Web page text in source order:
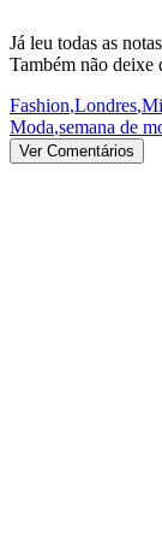
Já leu todas as
Também não deixe
Fashion,Londres,
Moda,semana de
Ver Comentários